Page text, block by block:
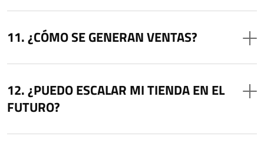
¿CÓMO SE GENERAN VENTAS?
¿PUEDO ESCALAR MI TIENDA EN EL
FUTURO?